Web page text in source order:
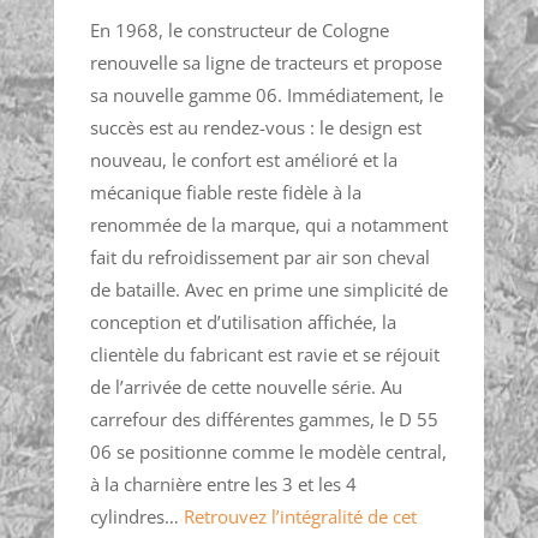
En 1968, le constructeur de Cologne
renouvelle sa ligne de tracteurs et propose
sa nouvelle gamme 06. Immédiatement, le
succès est au rendez-vous : le design est
nouveau, le confort est amélioré et la
mécanique fiable reste fidèle à la
renommée de la marque, qui a notamment
fait du refroidissement par air son cheval
de bataille. Avec en prime une simplicité de
conception et d’utilisation affichée, la
clientèle du fabricant est ravie et se réjouit
de l’arrivée de cette nouvelle série. Au
carrefour des différentes gammes, le D 55
06 se positionne comme le modèle central,
à la charnière entre les 3 et les 4
cylindres… Retrouvez l’intégralité de cet